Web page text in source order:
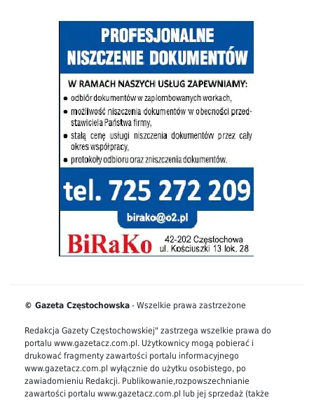
© Gazeta Częstochowska - Wszelkie prawa zastrzeżone
Redakcja Gazety Częstochowskiej" zastrzega wszelkie prawa do
portalu www.gazetacz.com.pl. Użytkownicy mogą pobierać i
drukować fragmenty zawartości portalu informacyjnego
www.gazetacz.com.pl wyłącznie do użytku osobistego, po
zawiadomieniu Redakcji. Publikowanie,rozpowszechnianie
zawartości portalu www.gazetacz.com.pl lub jej sprzedaż (także